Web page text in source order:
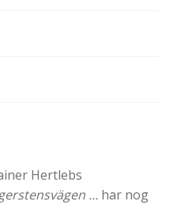
Hertlebs
…har nog